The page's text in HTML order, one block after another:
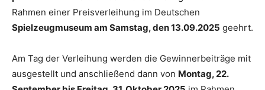
Rahmen einer Preisverleihung im Deutschen
Spielzeugmuseum am Samstag, den 13.09.2025 geehrt.
Am Tag der Verleihung werden die Gewinnerbeiträge mit
ausgestellt und anschließend dann von Montag, 22.